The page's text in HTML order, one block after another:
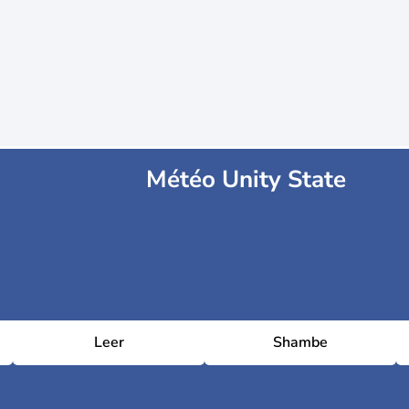
Météo Unity State
Leer Shambe